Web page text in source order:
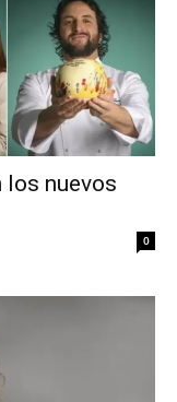
los nuevos
0